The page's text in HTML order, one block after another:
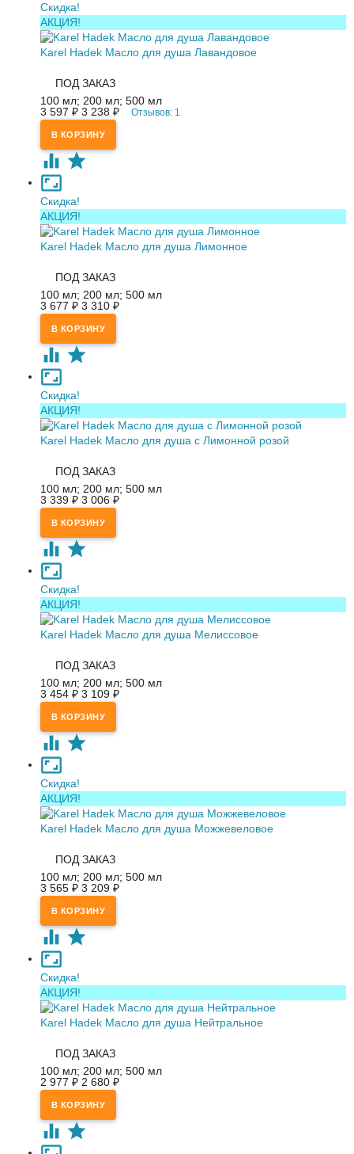
Скидка!
АКЦИЯ!
Karel Hadek Масло для душа Лавандовое
ПОД ЗАКАЗ
100 мл; 200 мл; 500 мл
3 597 ₽ 3 238 ₽ Отзывов: 1
Скидка!
АКЦИЯ!
Karel Hadek Масло для душа Лимонное
ПОД ЗАКАЗ
100 мл; 200 мл; 500 мл
3 677 ₽ 3 310 ₽
Скидка!
АКЦИЯ!
Karel Hadek Масло для душа с Лимонной розой
ПОД ЗАКАЗ
100 мл; 200 мл; 500 мл
3 339 ₽ 3 006 ₽
Скидка!
АКЦИЯ!
Karel Hadek Масло для душа Мелиссовое
ПОД ЗАКАЗ
100 мл; 200 мл; 500 мл
3 454 ₽ 3 109 ₽
Скидка!
АКЦИЯ!
Karel Hadek Масло для душа Можжевеловое
ПОД ЗАКАЗ
100 мл; 200 мл; 500 мл
3 565 ₽ 3 209 ₽
Скидка!
АКЦИЯ!
Karel Hadek Масло для душа Нейтральное
ПОД ЗАКАЗ
100 мл; 200 мл; 500 мл
2 977 ₽ 2 680 ₽